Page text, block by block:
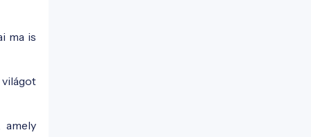
ma is
világot
amely